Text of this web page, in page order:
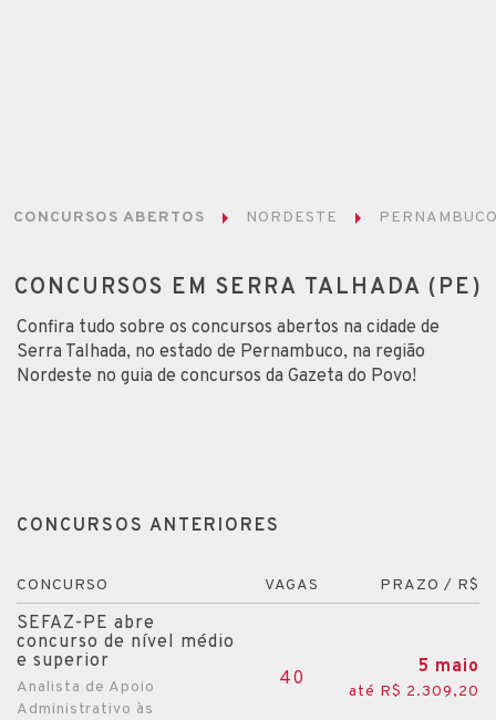
CONCURSOS ABERTOS NORDESTE
CONCURSOS EM SERRA TALHADA (PE)
Confira tudo sobre os concursos abertos na cidade de
Serra Talhada, no estado de Pernambuco, na região
Nordeste no guia de concursos da Gazeta do Povo!
CONCURSOS ANTERIORES
CONCURSO VAGAS PRAZO / R$
SEFAZ-PE abre
concurso de nível médio
e superior
Analista de Apoio
Administrativo às
40
5 maio
até R$ 2.309,20